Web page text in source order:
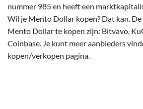
nummer 985 en heeft een
Wil je Mento Dollar kopen? Dat kan.
Mento Dollar te kopen zijn: Bitvavo,
Coinbase. Je kunt meer aanbieders
kopen/verkopen pagina.